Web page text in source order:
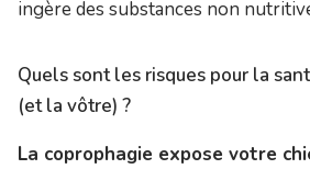
ingère des substances non
Quels sont les risques pour la
(et la vôtre) ?
La coprophagie expose votre